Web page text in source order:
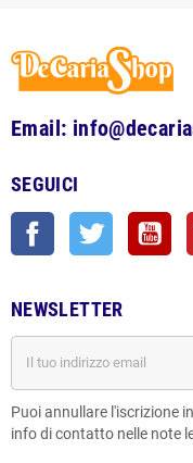
Email:
SEGUICI
Facebook Twitter
NEWSLETTER
Puoi annullare l'iscrizione
info di contatto nelle note